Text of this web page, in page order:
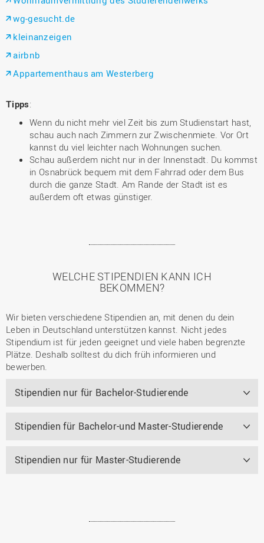
wg-gesucht.de
kleinanzeigen
airbnb
Appartementhaus am Westerberg
Tipps:
Wenn du nicht mehr viel Zeit bis zum Studienstart hast,
schau auch nach Zimmern zur Zwischenmiete. Vor Ort
kannst du viel leichter nach Wohnungen suchen.
Schau außerdem nicht nur in der Innenstadt. Du kommst
in Osnabrück bequem mit dem Fahrrad oder dem Bus
durch die ganze Stadt. Am Rande der Stadt ist es
außerdem oft etwas günstiger.
WELCHE STIPENDIEN KANN ICH
BEKOMMEN?
Wir bieten verschiedene Stipendien an, mit denen du dein
Leben in Deutschland unterstützen kannst. Nicht jedes
Stipendium ist für jeden geeignet und viele haben begrenzte
Plätze. Deshalb solltest du dich früh informieren und
bewerben.
Stipendien nur für Bachelor-Studierende
Stipendien für Bachelor-und Master-Studierende
Stipendien nur für Master-Studierende